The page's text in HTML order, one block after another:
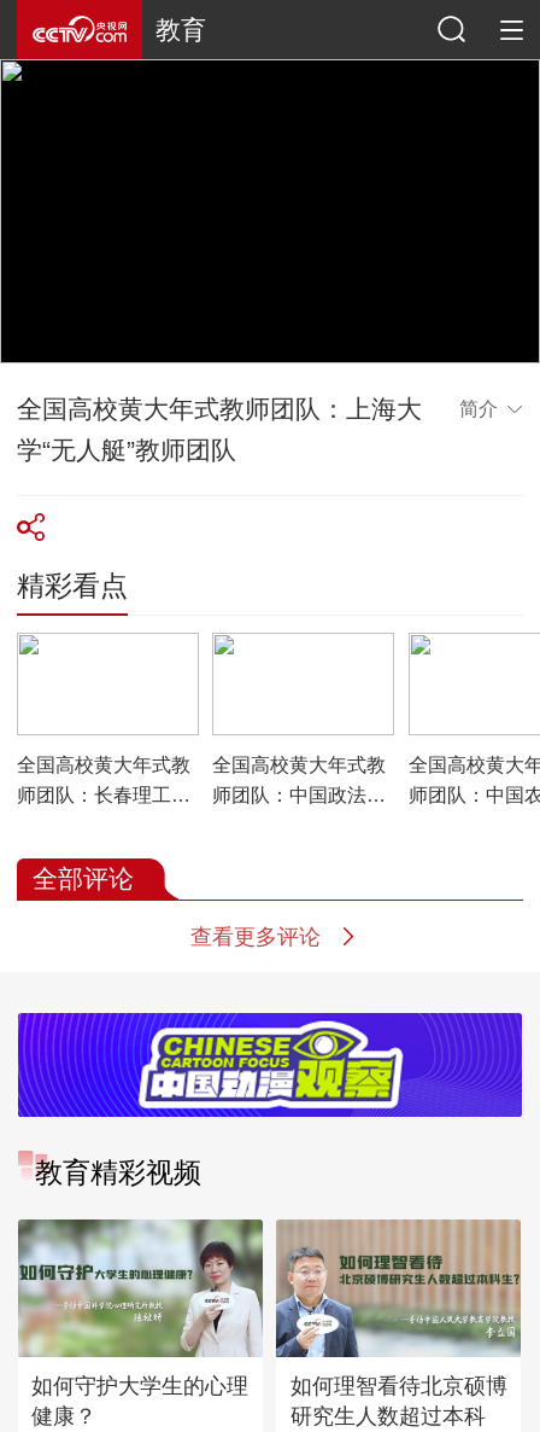
教育
全国高校黄大年式教师团队：上海大
学“无人艇”教师团队
简介
精彩看点
全国高校黄大年式教
师团队：长春理工大
团队
全国高校黄大年式教
师团队：中国政法大
全国高校黄大
师团队：中国
全部评论
查看更多评论
教育精彩视频
如何守护大学生的心理
健康？
如何理智看待北京硕博
研究生人数超过本科